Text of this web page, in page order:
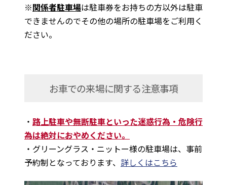
※関係者駐車場は駐車券をお持ちの方以外は駐車
できませんのでその他の場所の駐車場をご利用く
ださい。
お車での来場に関する注意事項
・ 路上駐車や無断駐車といった迷惑行為・危険行
為は絶対におやめください。
・グリーングラス・ニットー様の駐車場は、事前
予約制となっております、 詳しくはこちら